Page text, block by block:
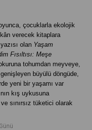
çocuklarla ekolojik
verecek kitaplara
olan Yaşam
Fısıltısı: Meşe
tohumdan meyveye,
büyülü döngüde,
yeni bir yaşamı var
kış uykusuna
sınırsız tüketici olarak